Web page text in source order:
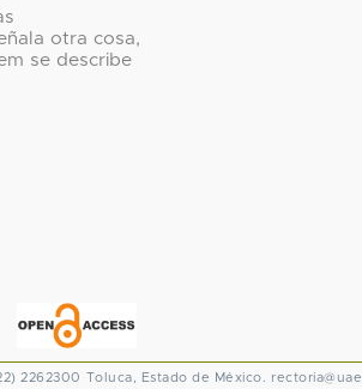
otra cosa,
se describe
2262300 Toluca, Estado de México.